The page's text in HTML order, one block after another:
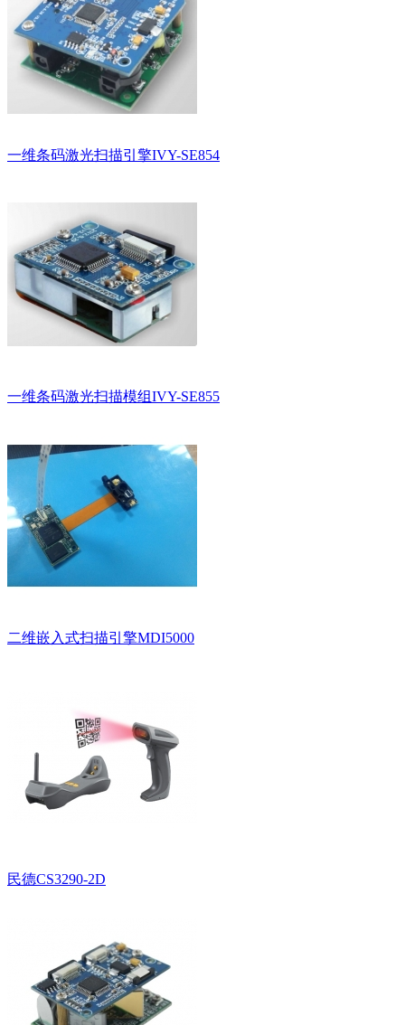
一维条码激光扫描引擎IVY-SE854
一维条码激光扫描模组IVY-SE855
二维嵌入式扫描引擎MDI5000
民德CS3290-2D